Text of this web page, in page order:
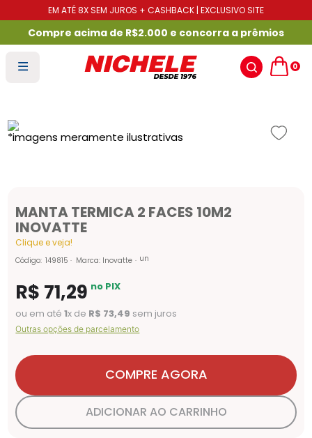
EM ATÉ 8X SEM JUROS + CASHBACK | EXCLUSIVO SITE
Compre acima de R$2.000 e concorra a prêmios
0
MANTA TERMICA 2 FACES 10M2
INOVATTE
Clique e veja!
Código: 149815 Marca: Inovatte un
R$ 71,29 no PIX
ou em até1x de R$ 73,49 sem juros
Outras opções de parcelamento
COMPRE AGORA
ADICIONAR AO CARRINHO